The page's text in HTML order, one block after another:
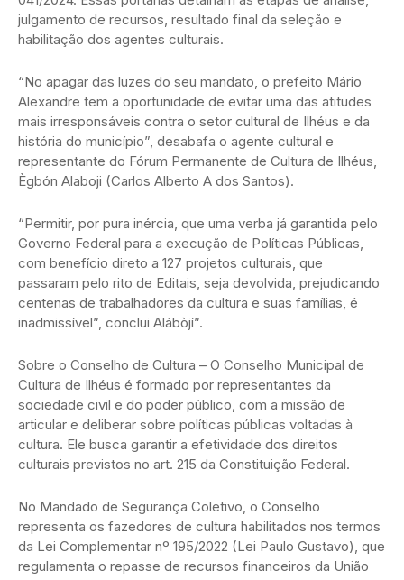
julgamento de recursos, resultado final da seleção e
habilitação dos agentes culturais.
“No apagar das luzes do seu mandato, o prefeito Mário
Alexandre tem a oportunidade de evitar uma das atitudes
mais irresponsáveis contra o setor cultural de Ilhéus e da
história do município”, desabafa o agente cultural e
representante do Fórum Permanente de Cultura de Ilhéus,
Ègbón Alaboji (Carlos Alberto A dos Santos).
“Permitir, por pura inércia, que uma verba já garantida pelo
Governo Federal para a execução de Políticas Públicas,
com benefício direto a 127 projetos culturais, que
passaram pelo rito de Editais, seja devolvida, prejudicando
centenas de trabalhadores da cultura e suas famílias, é
inadmissível”, conclui Alábòjí”.
Sobre o Conselho de Cultura – O Conselho Municipal de
Cultura de Ilhéus é formado por representantes da
sociedade civil e do poder público, com a missão de
articular e deliberar sobre políticas públicas voltadas à
cultura. Ele busca garantir a efetividade dos direitos
culturais previstos no art. 215 da Constituição Federal.
No Mandado de Segurança Coletivo, o Conselho
representa os fazedores de cultura habilitados nos termos
da Lei Complementar nº 195/2022 (Lei Paulo Gustavo), que
regulamenta o repasse de recursos financeiros da União